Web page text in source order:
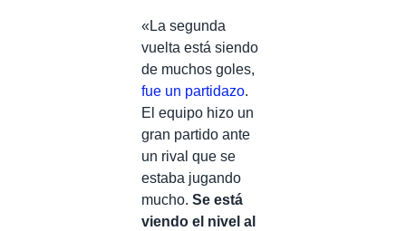
«La segunda
vuelta está siendo
de muchos goles,
fue un partidazo.
El equipo hizo un
gran partido ante
un rival que se
estaba jugando
mucho. Se está
viendo el nivel al